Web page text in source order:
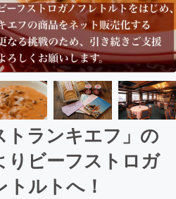
トランキエフ」の
りビーフストロガ
トルトへ！